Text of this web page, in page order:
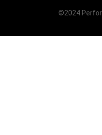
©2024